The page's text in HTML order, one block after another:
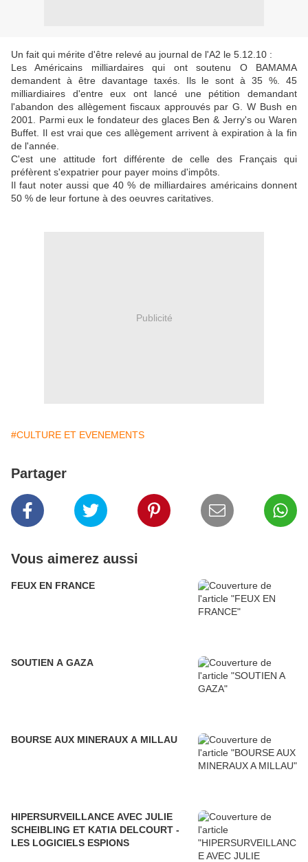
Un fait qui mérite d'être relevé au journal de l'A2 le 5.12.10 :
Les Américains milliardaires qui ont soutenu O BAMAMA
demandent à être davantage taxés. Ils le sont à 35 %. 45
milliardiaires d'entre eux ont lancé une pétition demandant
l'abandon des allègement fiscaux approuvés par G. W Bush en
2001. Parmi eux le fondateur des glaces Ben & Jerry's ou Waren
Buffet. Il est vrai que ces allègement arrivent à expiration à la fin
de l'année.
C'est une attitude fort différente de celle des Français qui
préfèrent s'expatrier pour payer moins d'impôts.
Il faut noter aussi que 40 % de milliardaires américains donnent
50 % de leur fortune à des oeuvres caritatives.
Publicité
#CULTURE ET EVENEMENTS
Partager
Vous aimerez aussi
FEUX EN FRANCE
SOUTIEN A GAZA
BOURSE AUX MINERAUX A MILLAU
HIPERSURVEILLANCE AVEC JULIE
SCHEIBLING ET KATIA DELCOURT -
LES LOGICIELS ESPIONS